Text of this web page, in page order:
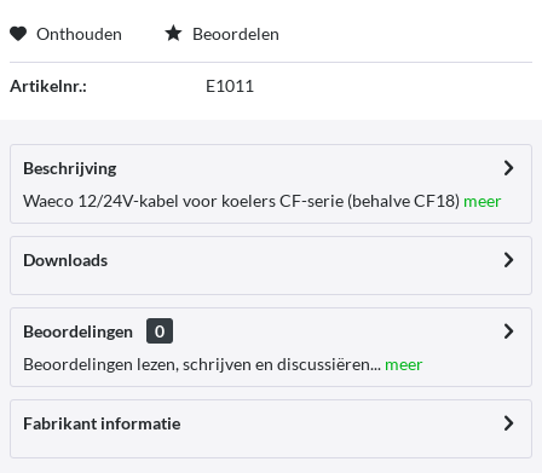
Onthouden Beoordelen
Artikelnr.: E1011
Beschrijving
Waeco 12/24V-kabel voor koelers CF-serie (behalve CF18) meer
Downloads
Beoordelingen
0
Beoordelingen lezen, schrijven en discussiëren... meer
Fabrikant informatie